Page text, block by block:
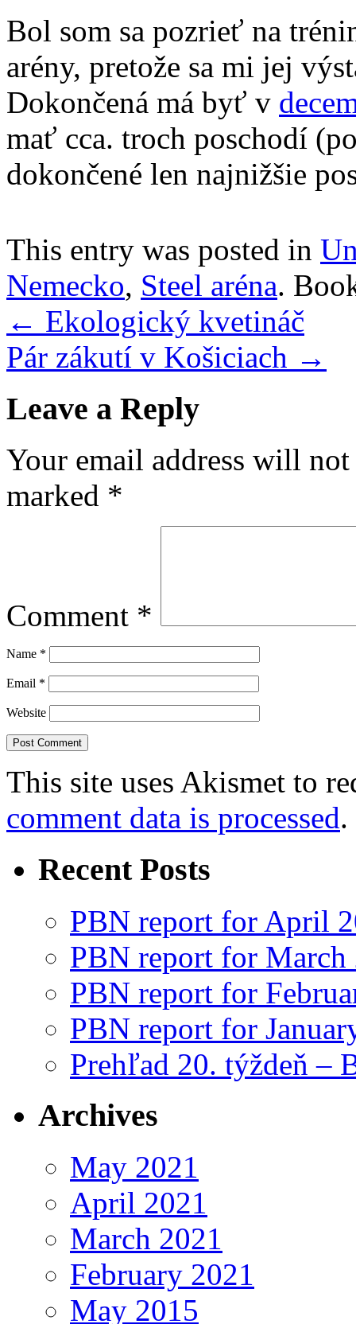
Bol som sa pozrieť na
arény, pretože sa mi jej
Dokončená má byť v
mať cca. troch poschodí
dokončené len najnižšie
This entry was posted in
Nemecko, Steel aréna.
← Ekologický kvetináč
Pár zákutí v Košiciach →
Leave a Reply
Your email address will
marked *
Comment *
Name *
Email *
Website
This site uses Akismet to
comment data is processed.
Recent Posts
PBN report for April
PBN report for March
PBN report for
PBN report for
Prehľad 20. týždeň –
Archives
May 2021
April 2021
March 2021
February 2021
May 2015